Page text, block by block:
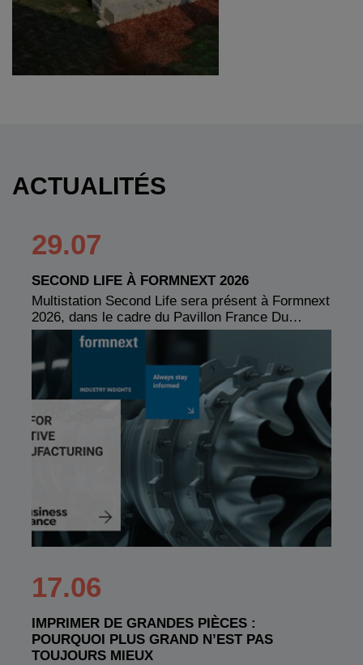
ACTUALITÉS
29.07
SECOND LIFE À FORMNEXT 2026
Multistation Second Life sera présent à Formnext
2026, dans le cadre du Pavillon France Du…
17.06
IMPRIMER DE GRANDES PIÈCES :
POURQUOI PLUS GRAND N’EST PAS
TOUJOURS MIEUX